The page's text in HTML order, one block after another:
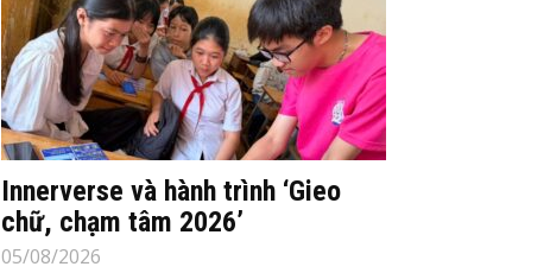
Innerverse và hành trình ‘Gieo
chữ, chạm tâm 2026’
05/08/2026